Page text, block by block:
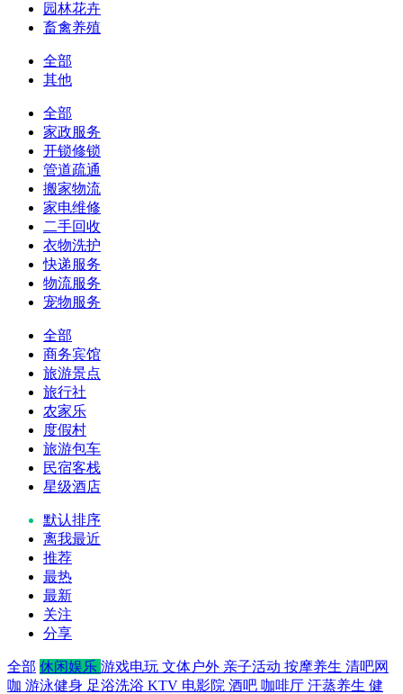
园林花卉
畜禽养殖
全部
其他
全部
家政服务
开锁修锁
管道疏通
搬家物流
家电维修
二手回收
衣物洗护
快递服务
物流服务
宠物服务
全部
商务宾馆
旅游景点
旅行社
农家乐
度假村
旅游包车
民宿客栈
星级酒店
默认排序
离我最近
推荐
最热
最新
关注
分享
全部 休闲娱乐 游戏电玩 文体户外 亲子活动 按摩养生 清吧网
咖 游泳健身 足浴洗浴 KTV 电影院 酒吧 咖啡厅 汗蒸养生 健